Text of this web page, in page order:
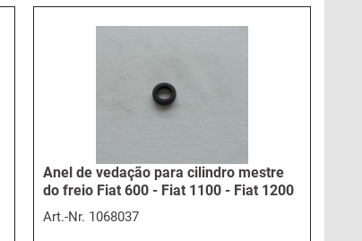
Anel de vedação para cilindro mestre
do freio Fiat 600 - Fiat 1100 - Fiat 1200
Art.-Nr. 1068037